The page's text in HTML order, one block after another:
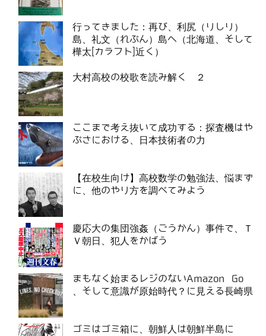
行ってきました：再び、利尻（りしり）
島、礼文（れぶん）島へ（北海道、そして
樺太[カラフト]近く）
大村高校の校歌を読み解く ２
ここまで考え抜いて成功する：探査機はや
ぶさにおける、日本技術者の力
【在校生向け】高校数学の勉強法、悩まず
に、他のやり方を調べてみよう
慶応大の集団強姦（ごうかん）事件で、Ｔ
Ｖ朝日、犯人をかばう
まもなく始まるレジのないAmazon Go
、そして意識が原始時代？に見える長崎県
ゴミはゴミ箱に、朝鮮人は朝鮮半島に